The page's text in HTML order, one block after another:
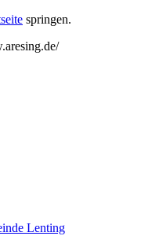
springen.